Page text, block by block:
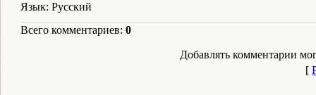
Язык: Русский
Всего комментариев: 0
Добавлять комментарии
[